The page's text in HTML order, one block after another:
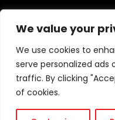
We value your
We use cookies to
serve personalized ads
traffic. By clicking
of cookies.
© 2026 Lichfield Fire & Safety
политика